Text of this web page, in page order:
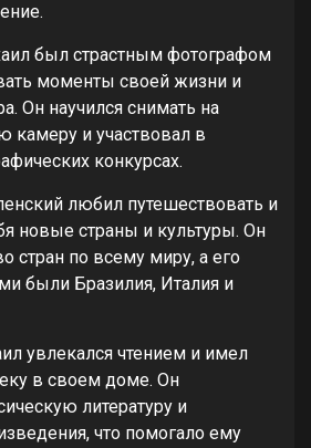
был страстным фотографом
моменты своей жизни и
Он научился снимать на
камеру и участвовал в
конкурсах.
любил путешествовать и
новые страны и культуры. Он
стран по всему миру, а его
были Бразилия, Италия и
увлекался чтением и имел
в своем доме. Он
литературу и
что помогало ему